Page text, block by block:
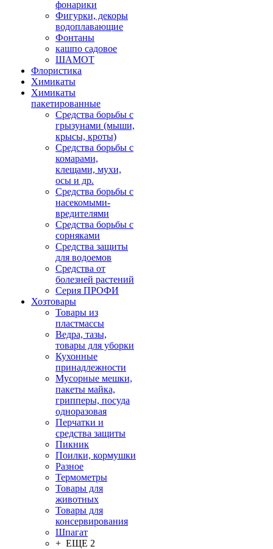
фонарики
Фигурки, декоры
водоплавающие
Фонтаны
кашпо садовое
ШАМОТ
Флористика
Химикаты
Химикаты
пакетированные
Средства борьбы с
грызунами (мыши,
крысы, кроты)
Средства борьбы с
комарами,
клещами, мухи,
осы и др.
Средства борьбы с
насекомыми-
вредителями
Средства борьбы с
сорняками
Средства защиты
для водоемов
Средства от
болезней растений
Серия ПРОФИ
Хозтовары
Товары из
пластмассы
Ведра, тазы,
товары для уборки
Кухонные
принадлежности
Мусорные мешки,
пакеты майка,
грипперы, посуда
одноразовая
Перчатки и
средства защиты
Пикник
Поилки, кормушки
Разное
Термометры
Товары для
животных
Товары для
консервирования
Шпагат
+ ЕЩЕ 2